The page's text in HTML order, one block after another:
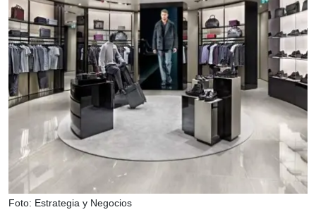
Foto: Estrategia y Negocios